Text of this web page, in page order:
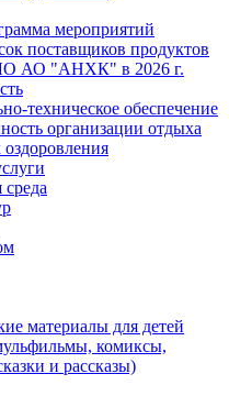
мероприятий
поставщиков продуктов
АО "АНХК" в 2026 г.
техническое обеспечение
организации отдыха
оздоровления
среда
материалы для детей
комиксы,
и рассказы)